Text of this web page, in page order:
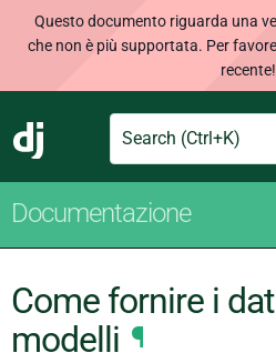
Questo documento riguarda una
che non è più supportata. Per
recente!
Django
Search
Documentazione
Come fornire i
modelli ¶